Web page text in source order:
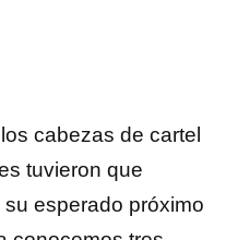
cabezas de cartel
tuvieron que
esperado próximo